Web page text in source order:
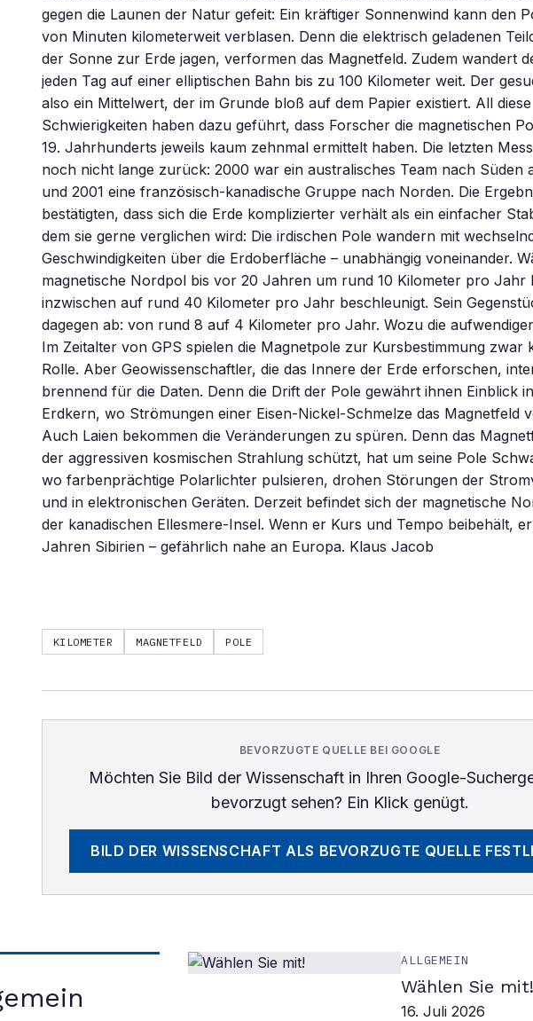
gegen die Launen der Natur gefeit: Ein kräftiger Sonnenwind kann den
von Minuten kilometerweit verblasen. Denn die elektrisch geladenen
der Sonne zur Erde jagen, verformen das Magnetfeld. Zudem wandert
jeden Tag auf einer elliptischen Bahn bis zu 100 Kilometer weit. Der
also ein Mittelwert, der im Grunde bloß auf dem Papier existiert. All diese
Schwierigkeiten haben dazu geführt, dass Forscher die magnetischen
19. Jahrhunderts jeweils kaum zehnmal ermittelt haben. Die letzten
noch nicht lange zurück: 2000 war ein australisches Team nach Süden
und 2001 eine französisch-kanadische Gruppe nach Norden. Die
bestätigten, dass sich die Erde komplizierter verhält als ein einfacher
dem sie gerne verglichen wird: Die irdischen Pole wandern mit
Geschwindigkeiten über die Erdoberfläche – unabhängig voneinander.
magnetische Nordpol bis vor 20 Jahren um rund 10 Kilometer pro Jahr
inzwischen auf rund 40 Kilometer pro Jahr beschleunigt. Sein
dagegen ab: von rund 8 auf 4 Kilometer pro Jahr. Wozu die
Im Zeitalter von GPS spielen die Magnetpole zur Kursbestimmung zwar
Rolle. Aber Geowissenschaftler, die das Innere der Erde erforschen,
brennend für die Daten. Denn die Drift der Pole gewährt ihnen Einblick
Erdkern, wo Strömungen einer Eisen-Nickel-Schmelze das Magnetfeld
Auch Laien bekommen die Veränderungen zu spüren. Denn das
der aggressiven kosmischen Strahlung schützt, hat um seine Pole
wo farbenprächtige Polarlichter pulsieren, drohen Störungen der
und in elektronischen Geräten. Derzeit befindet sich der magnetische
der kanadischen Ellesmere-Insel. Wenn er Kurs und Tempo beibehält,
Jahren Sibirien – gefährlich nahe an Europa. Klaus Jacob
KILOMETER MAGNETFELD POLE
BEVORZUGTE QUELLE BEI GOOGLE
Möchten Sie Bild der Wissenschaftin Ihren Google-
bevorzugt sehen? Ein Klick genügt.
BILD DER WISSENSCHAFT ALS BEVORZUGTE QUELLE
ALLGEMEIN
Wählen Sie mit!
16. Juli 2026